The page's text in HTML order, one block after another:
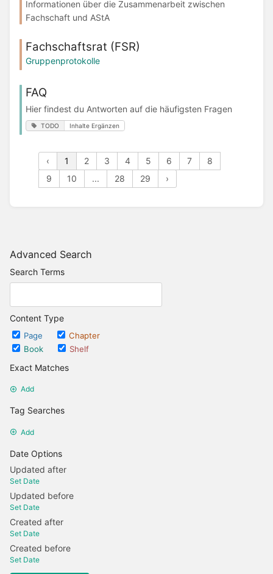
Advanced Search
Search Terms
Content Type
Page
Chapter
Book
Shelf
Exact Matches
Add
Tag Searches
Add
Date Options
Updated after
Set Date
Updated before
Set Date
Created after
Set Date
Created before
Set Date
Informationen über die Zusammenarbeit zwischen
Fachschaft und AStA
Fachschaftsrat (FSR)
Gruppenprotokolle
FAQ
Hier findest du Antworten auf die häufigsten Fragen
TODO Inhalte Ergänzen
‹ 1 2 3 4 5 6 7
8
9
10 ... 28 29 ›